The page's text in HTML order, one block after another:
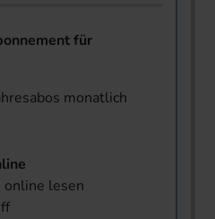
für
monatlich
lesen